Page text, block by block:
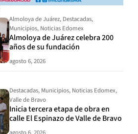
Almoloya de Juárez, Destacadas,
Municipios, Noticias Edomex
Almoloya de Juárez celebra 200
años de su fundación
agosto 6, 2026
Destacadas, Municipios, Noticias Edomex,
Valle de Bravo
Inicia tercera etapa de obra en
calle El Espinazo de Valle de Bravo